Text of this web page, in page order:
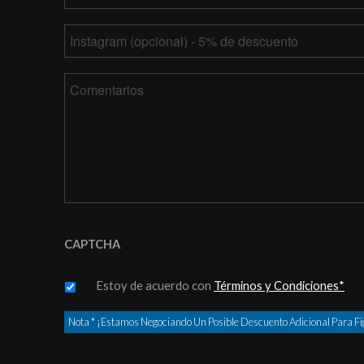
barra
AAAA
barra
barra
AAAA
Instagram
CAPTCHA
Untitled *
Estoy de acuerdo con Términos y Condiciones*
Nota * ¡Estamos Negociando Un Posible Descuento Adicional Para